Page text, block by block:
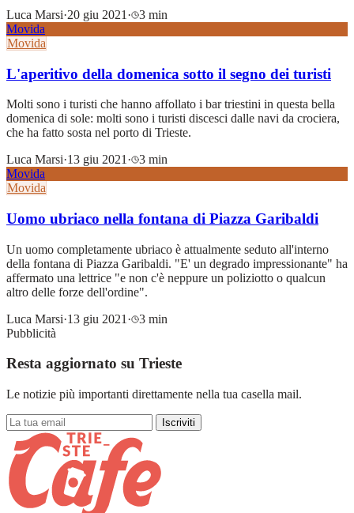
Luca Marsi·20 giu 2021 ·
3 min
Movida
Movida
L'aperitivo della domenica sotto il segno dei turisti
Molti sono i turisti che hanno affollato i bar triestini in questa bella
domenica di sole: molti sono i turisti discesci dalle navi da crociera,
che ha fatto sosta nel porto di Trieste.
Luca Marsi·13 giu 2021 ·
3 min
Movida
Movida
Uomo ubriaco nella fontana di Piazza Garibaldi
Un uomo completamente ubriaco è attualmente seduto all'interno
della fontana di Piazza Garibaldi. "E' un degrado impressionante" ha
affermato una lettrice "e non c'è neppure un poliziotto o qualcun
altro delle forze dell'ordine".
Luca Marsi·13 giu 2021 ·
3 min
Pubblicità
Resta aggiornato su Trieste
Le notizie più importanti direttamente nella tua casella mail.
Iscriviti